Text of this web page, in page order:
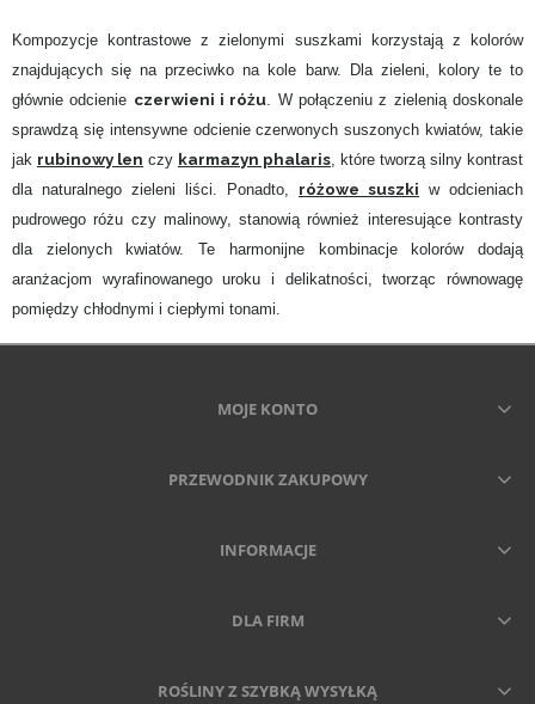
Kompozycje kontrastowe z zielonymi suszkami korzystają z kolorów
znajdujących się na przeciwko na kole barw. Dla zieleni, kolory te to
głównie odcienie czerwieni i różu. W połączeniu z zielenią doskonale
sprawdzą się intensywne odcienie czerwonych suszonych kwiatów, takie
jak rubinowy len czy karmazyn phalaris, które tworzą silny kontrast
dla naturalnego zieleni liści. Ponadto, różowe suszki w odcieniach
pudrowego różu czy malinowy, stanowią również interesujące kontrasty
dla zielonych kwiatów. Te harmonijne kombinacje kolorów dodają
aranżacjom wyrafinowanego uroku i delikatności, tworząc równowagę
pomiędzy chłodnymi i ciepłymi tonami.
MOJE KONTO
PRZEWODNIK ZAKUPOWY
INFORMACJE
DLA FIRM
ROŚLINY Z SZYBKĄ WYSYŁKĄ